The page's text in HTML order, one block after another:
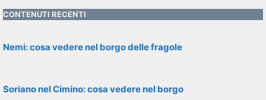
CONTENUTI RECENTI
Nemi: cosa vedere nel borgo delle fragole
Soriano nel Cimino: cosa vedere nel borgo